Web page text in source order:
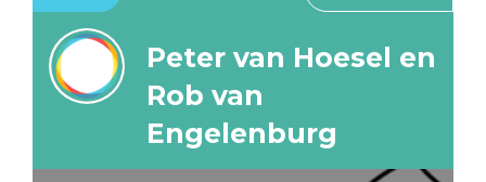
Peter van Hoesel en
Rob van
Engelenburg